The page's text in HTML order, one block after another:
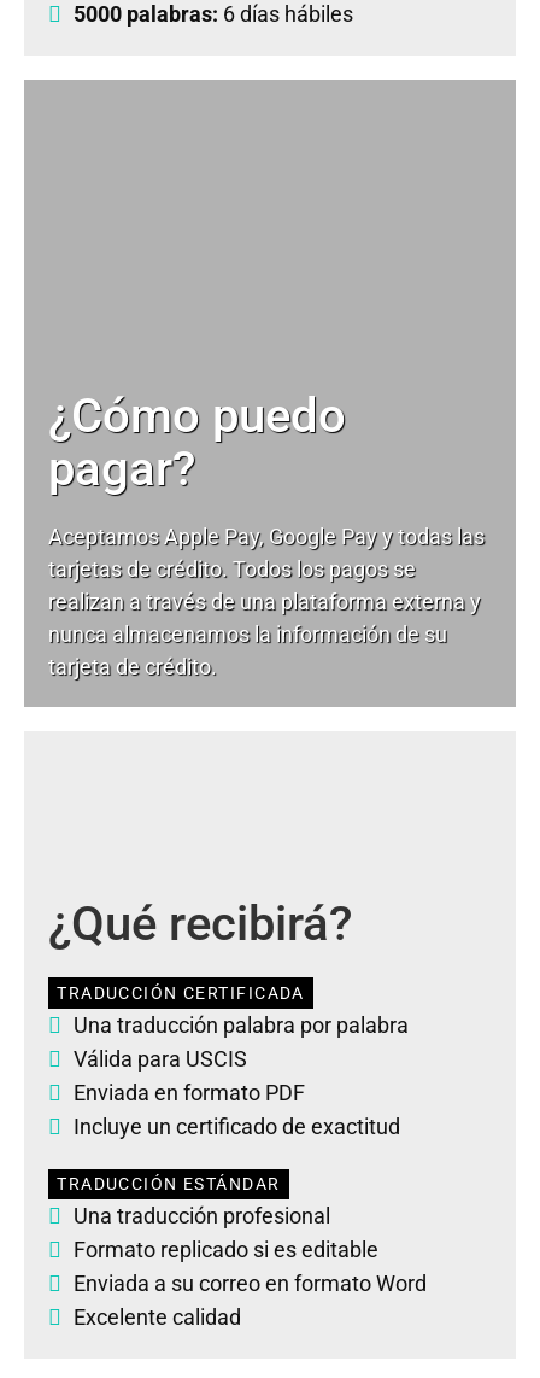
5000 palabras: 6 días hábiles
¿Cómo puedo
pagar?
Aceptamos Apple Pay, Google Pay y todas las
tarjetas de crédito. Todos los pagos se
realizan a través de una plataforma externa y
nunca almacenamos la información de su
tarjeta de crédito.
¿Qué recibirá?
TRADUCCIÓN CERTIFICADA
Una traducción palabra por palabra
Válida para USCIS
Enviada en formato PDF
Incluye un certificado de exactitud
TRADUCCIÓN ESTÁNDAR
Una traducción profesional
Formato replicado si es editable
Enviada a su correo en formato Word
Excelente calidad